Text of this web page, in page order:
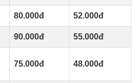
80.000đ 52.000đ
90.000đ 55.000đ
75.000đ 48.000đ